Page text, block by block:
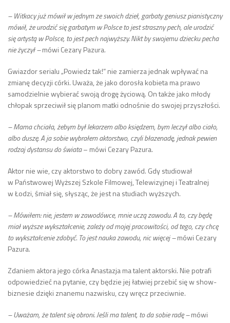
– Witkacy już mówił w jednym ze swoich dzieł, garbaty geniusz pianistyczny
mówił, że urodzić się garbatym w Polsce to jest straszny pech, ale urodzić
się artystą w Polsce, to jest pech najwyższy. Nikt by swojemu dziecku pecha
nie życzył –mówi Cezary Pazura.
Gwiazdor serialu „Powiedz tak!” nie zamierza jednak wpływać na
zmianę decyzji córki. Uważa, że jako dorosła kobieta ma prawo
samodzielnie wybierać swoją drogę życiową. On także jako młody
chłopak sprzeciwił się planom matki odnośnie do swojej przyszłości.
– Mama chciała, żebym był lekarzem albo księdzem, bym leczył albo ciało,
albo duszę. A ja sobie wybrałem aktorstwo, czyli błazenadę, jednak pewien
rodzaj dystansu do świata– mówi Cezary Pazura.
Aktor nie wie, czy aktorstwo to dobry zawód. Gdy studiował
w Państwowej Wyższej Szkole Filmowej, Telewizyjnej i Teatralnej
w Łodzi, śmiał się, słysząc, że jest na studiach wyższych.
– Mówiłem: nie, jestem w zawodówce, mnie uczą zawodu. A to, czy będę
miał wyższe wykształcenie, zależy od mojej pracowitości, od tego, czy chcę
to wykształcenie zdobyć. To jest nauka zawodu, nic więcej –mówi Cezary
Pazura.
Zdaniem aktora jego córka Anastazja ma talent aktorski. Nie potrafi
odpowiedzieć na pytanie, czy będzie jej łatwiej przebić się w show-
biznesie dzięki znanemu nazwisku, czy wręcz przeciwnie.
– Uważam, że talent się obroni. Jeśli ma talent, to da sobie radę –mówi